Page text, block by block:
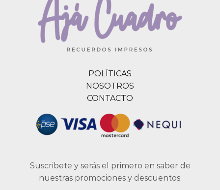
POLÍTICAS
NOSOTROS
CONTACTO
Suscribete y serás el primero en saber de
nuestras promociones y descuentos.